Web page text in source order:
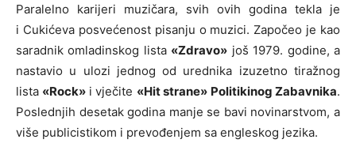
Paralelno karijeri muzičara, svih ovih godina tekla je
i Cukićeva posvećenost pisanju o muzici. Započeo je kao
saradnik omladinskog lista «Zdravo» još 1979. godine, a
nastavio u ulozi jednog od urednika izuzetno tiražnog
lista «Rock» i vječite «Hit strane» Politikinog Zabavnika.
Poslednjih desetak godina manje se bavi novinarstvom, a
više publicistikom i prevođenjem sa engleskog jezika.